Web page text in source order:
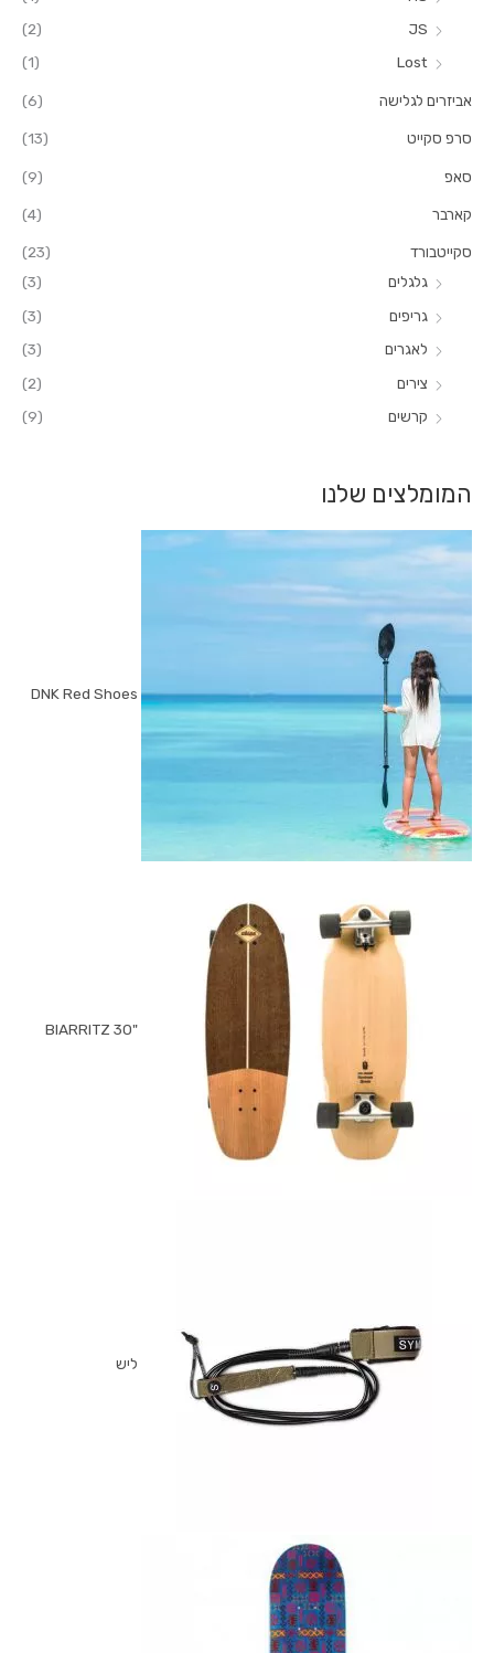
JS
(2)
Lost
(1)
אביזרים לגלישה (6)
סרפ סקייט (13)
סאפ (9)
קארבר (4)
סקייטבורד
(23)
גלגלים
(3)
גריפים
(3)
לאגרים
(3)
צירים
(2)
קרשים
(9)
המומלצים שלנו
DNK Red Shoes
"BIARRITZ 30
ליש